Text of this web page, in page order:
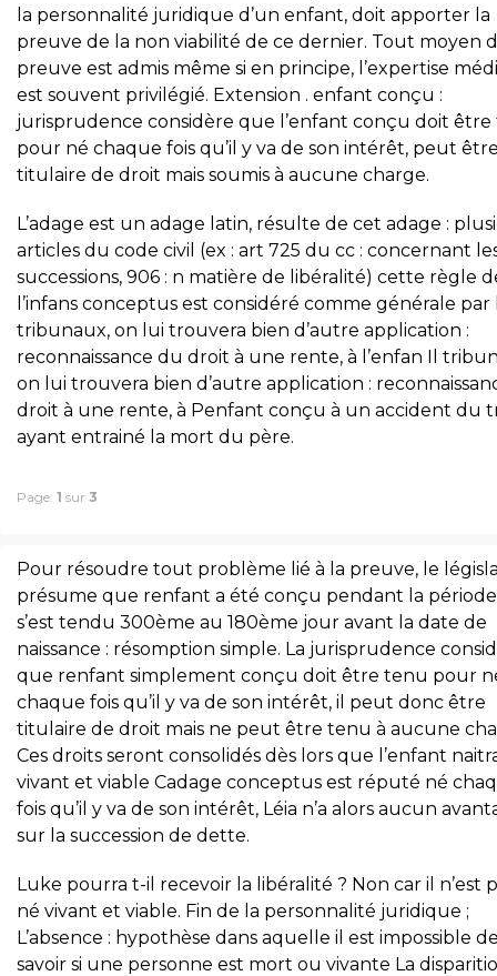
la personnalité juridique d’un enfant, doit apporter la
preuve de la non viabilité de ce dernier. Tout moyen
preuve est admis même si en principe, l’expertise
est souvent privilégié. Extension . enfant conçu :
jurisprudence considère que l’enfant conçu doit
pour né chaque fois qu’il y va de son intérêt, peut
titulaire de droit mais soumis à aucune charge.
L’adage est un adage latin, résulte de cet adage :
articles du code civil (ex : art 725 du cc : concernant
successions, 906 : n matière de libéralité) cette règle
l’infans conceptus est considéré comme générale par
tribunaux, on lui trouvera bien d’autre application :
reconnaissance du droit à une rente, à l’enfan Il
on lui trouvera bien d’autre application :
droit à une rente, à Penfant conçu à un accident du
ayant entrainé la mort du père.
Page: 1 sur 3
Pour résoudre tout problème lié à la preuve, le
présume que renfant a été conçu pendant la
s’est tendu 300ème au 180ème jour avant la date de
naissance : résomption simple. La jurisprudence
que renfant simplement conçu doit être tenu pour
chaque fois qu’il y va de son intérêt, il peut donc être
titulaire de droit mais ne peut être tenu à aucune
Ces droits seront consolidés dès lors que l’enfant
vivant et viable Cadage conceptus est réputé né
fois qu’il y va de son intérêt, Léia n’a alors aucun
sur la succession de dette.
Luke pourra t-il recevoir la libéralité ? Non car il n’est
né vivant et viable. Fin de la personnalité juridique ;
L’absence : hypothèse dans aquelle il est impossible
savoir si une personne est mort ou vivante La